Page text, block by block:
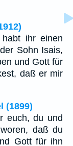
ihr einen
Sohn Isais,
und Gott für
daß er mir
(1899)
euch, du und
daß du
Gott für ihn